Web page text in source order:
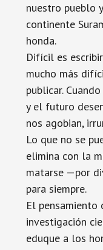
nuestro pueblo
continente
honda.
Difícil es
mucho más
publicar.
y el futuro
nos agobian,
Lo que no se
elimina con la
matarse —por
para siempre.
El
investigación
eduque a los